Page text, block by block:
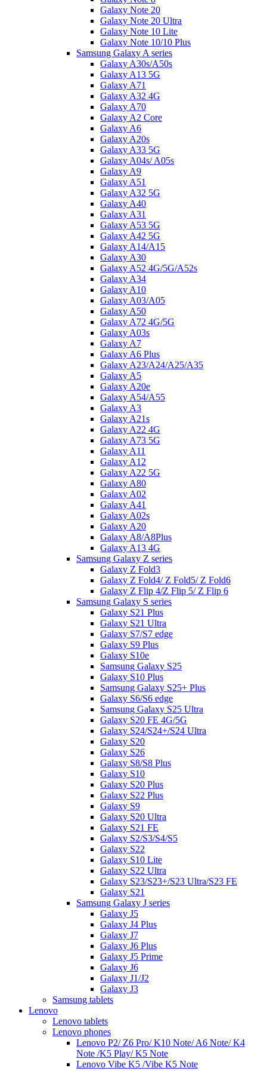
Galaxy Note 20
Galaxy Note 20 Ultra
Galaxy Note 10 Lite
Galaxy Note 10/10 Plus
Samsung Galaxy A series
Galaxy A30s/A50s
Galaxy A13 5G
Galaxy A71
Galaxy A32 4G
Galaxy A70
Galaxy A2 Core
Galaxy A6
Galaxy A20s
Galaxy A33 5G
Galaxy A04s/ A05s
Galaxy A9
Galaxy A51
Galaxy A32 5G
Galaxy A40
Galaxy A31
Galaxy A53 5G
Galaxy A42 5G
Galaxy A14/A15
Galaxy A30
Galaxy A52 4G/5G/A52s
Galaxy A34
Galaxy A10
Galaxy A03/A05
Galaxy A50
Galaxy A72 4G/5G
Galaxy A03s
Galaxy A7
Galaxy A6 Plus
Galaxy A23/A24/A25/A35
Galaxy A5
Galaxy A20e
Galaxy A54/A55
Galaxy A3
Galaxy A21s
Galaxy A22 4G
Galaxy A73 5G
Galaxy A11
Galaxy A12
Galaxy A22 5G
Galaxy A80
Galaxy A02
Galaxy A41
Galaxy A02s
Galaxy A20
Galaxy A8/A8Plus
Galaxy A13 4G
Samsung Galaxy Z series
Galaxy Z Fold3
Galaxy Z Fold4/ Z Fold5/ Z Fold6
Galaxy Z Flip 4/Z Flip 5/ Z Flip 6
Samsung Galaxy S series
Galaxy S21 Plus
Galaxy S21 Ultra
Galaxy S7/S7 edge
Galaxy S9 Plus
Galaxy S10e
Samsung Galaxy S25
Galaxy S10 Plus
Samsung Galaxy S25+ Plus
Galaxy S6/S6 edge
Samsung Galaxy S25 Ultra
Galaxy S20 FE 4G/5G
Galaxy S24/S24+/S24 Ultra
Galaxy S20
Galaxy S26
Galaxy S8/S8 Plus
Galaxy S10
Galaxy S20 Plus
Galaxy S22 Plus
Galaxy S9
Galaxy S20 Ultra
Galaxy S21 FE
Galaxy S2/S3/S4/S5
Galaxy S22
Galaxy S10 Lite
Galaxy S22 Ultra
Galaxy S23/S23+/S23 Ultra/S23 FE
Galaxy S21
Samsung Galaxy J series
Galaxy J5
Galaxy J4 Plus
Galaxy J7
Galaxy J6 Plus
Galaxy J5 Prime
Galaxy J6
Galaxy J1/J2
Galaxy J3
Samsung tablets
Lenovo
Lenovo tablets
Lenovo phones
Lenovo P2/ Z6 Pro/ K10 Note/ A6 Note/ K4
Note /K5 Play/ K5 Note
Lenovo Vibe K5 /Vibe K5 Note